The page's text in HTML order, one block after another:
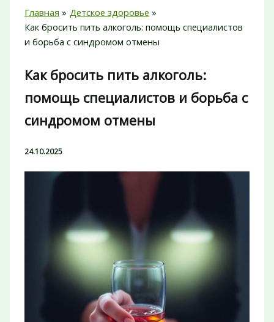
Главная
Детское здоровье
Как бросить пить алкоголь: помощь специалистов
и борьба с синдромом отмены
Как бросить пить алкоголь:
помощь специалистов и борьба с
синдромом отмены
24.10.2025